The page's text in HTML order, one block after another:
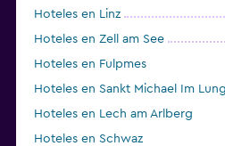
Hoteles en Linz
Hoteles en Zell am See
Hoteles en Fulpmes
Hoteles en Sankt Michael Im
Hoteles en Lech am Arlberg
Hoteles en Schwaz